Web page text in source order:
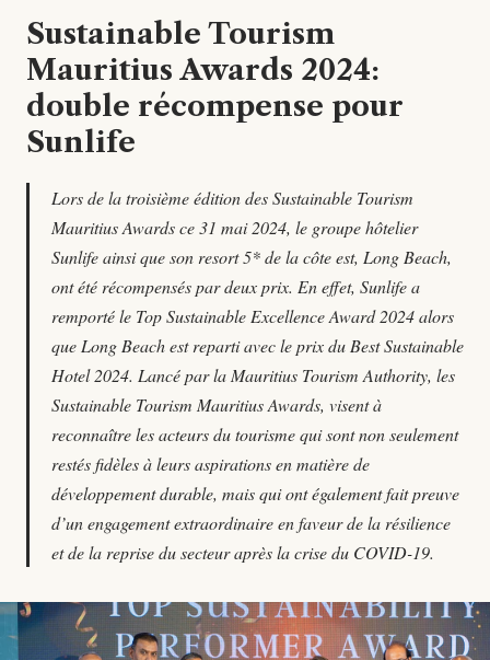
Sustainable Tourism
Mauritius Awards 2024:
double récompense pour
Sunlife
Lors de la troisième édition des Sustainable Tourism
Mauritius Awards ce 31 mai 2024, le groupe hôtelier
Sunlife ainsi que son resort 5* de la côte est, Long Beach,
ont été récompensés par deux prix. En effet, Sunlife a
remporté le Top Sustainable Excellence Award 2024 alors
que Long Beach est reparti avec le prix du Best Sustainable
Hotel 2024. Lancé par la Mauritius Tourism Authority, les
Sustainable Tourism Mauritius Awards, visent à
reconnaître les acteurs du tourisme qui sont non seulement
restés fidèles à leurs aspirations en matière de
développement durable, mais qui ont également fait preuve
d’un engagement extraordinaire en faveur de la résilience
et de la reprise du secteur après la crise du COVID-19.